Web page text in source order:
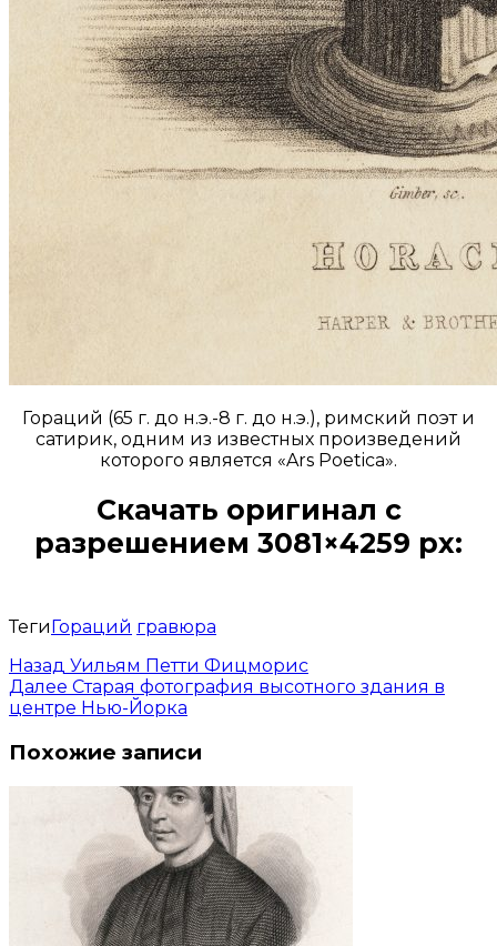
Гораций (65 г. до н.э.-8 г. до н.э.), римский поэт и
сатирик, одним из известных произведений
которого является «Ars Poetica».
Скачать оригинал с
разрешением 3081×4259 px:
ТегиГораций гравюра
Назад Уильям Петти Фицморис
Далее Старая фотография высотного здания в
центре Нью-Йорка
Похожие записи